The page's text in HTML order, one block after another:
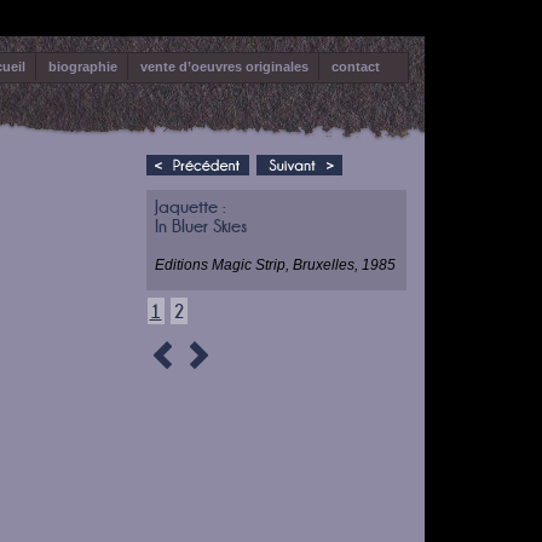
biographie vente d’oeuvres originales contact
Jaquette :
In Bluer Skies
Editions Magic Strip, Bruxelles, 1985
1 2